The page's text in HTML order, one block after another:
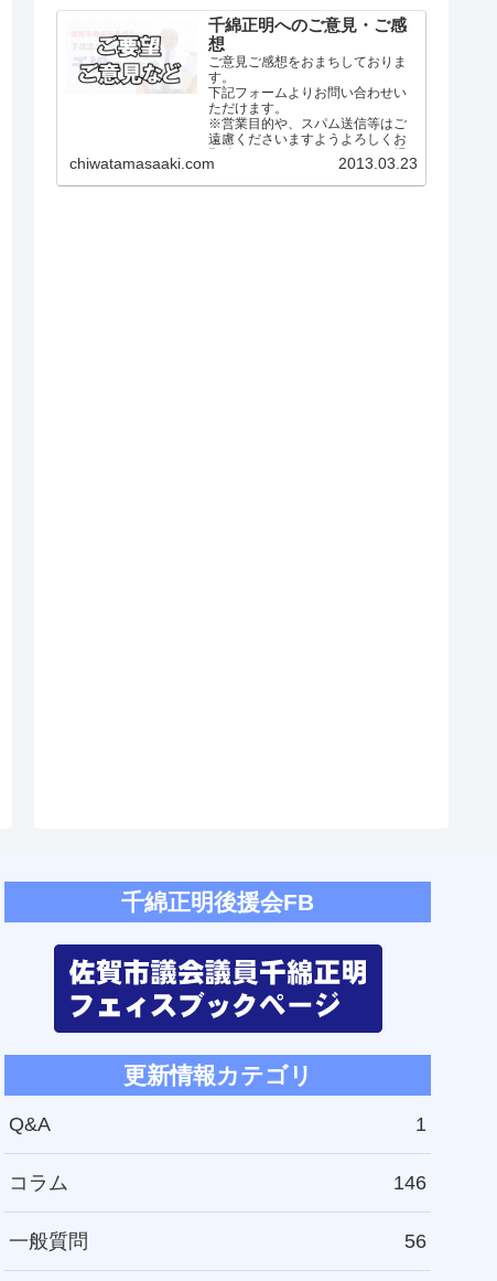
千綿正明へのご意見・ご感
想
ご意見ご感想をおまちしておりま
す。
下記フォームよりお問い合わせい
ただけます。
※営業目的や、スパム送信等はご
遠慮くださいますようよろしくお
願致します。あまりにもひどい場
合には法的な対処も検討致しま
す。
chiwatamasaaki.com 2013.03.23
千綿正明後援会FB
更新情報カテゴリ
Q&A 1
コラム 146
一般質問 56